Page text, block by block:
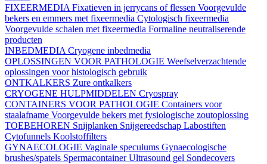
FIXEERMEDIA Fixatieven in jerrycans of flessen Voorgevulde
bekers en emmers met fixeermedia Cytologisch fixeermedia
Voorgevulde schalen met fixeermedia Formaline neutraliserende
producten
INBEDMEDIA Cryogene inbedmedia
OPLOSSINGEN VOOR PATHOLOGIE Weefselverzachtende
oplossingen voor histologisch gebruik
ONTKALKERS Zure ontkalkers
CRYOGENE HULPMIDDELEN Cryospray
CONTAINERS VOOR PATHOLOGIE Containers voor
staalafname Voorgevulde bekers met fysiologische zoutoplossing
TOEBEHOREN Snijplanken Snijgereedschap Labostiften
Cytofunnels Koolstoffilters
GYNAECOLOGIE Vaginale speculums Gynaecologische
brushes/spatels SpermacontainerUltrasound gel Sondecovers